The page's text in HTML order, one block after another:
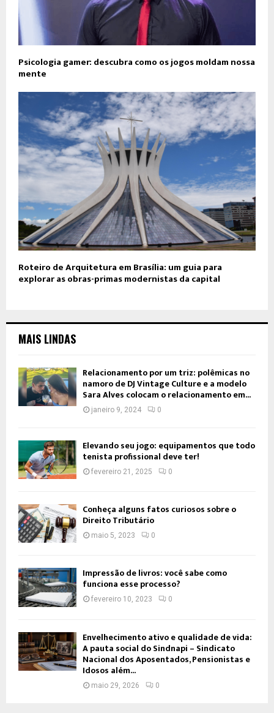
Psicologia gamer: descubra como os jogos moldam nossa
mente
Roteiro de Arquitetura em Brasília: um guia para
explorar as obras-primas modernistas da capital
MAIS LINDAS
Relacionamento por um triz: polêmicas no
namoro de DJ Vintage Culture e a modelo
Sara Alves colocam o relacionamento em...
janeiro 9, 2024 0
Elevando seu jogo: equipamentos que todo
tenista profissional deve ter!
fevereiro 21, 2025 0
Conheça alguns fatos curiosos sobre o
Direito Tributário
maio 5, 2023 0
Impressão de livros: você sabe como
funciona esse processo?
fevereiro 10, 2023 0
Envelhecimento ativo e qualidade de vida:
A pauta social do Sindnapi – Sindicato
Nacional dos Aposentados, Pensionistas e
Idosos além...
maio 29, 2026 0